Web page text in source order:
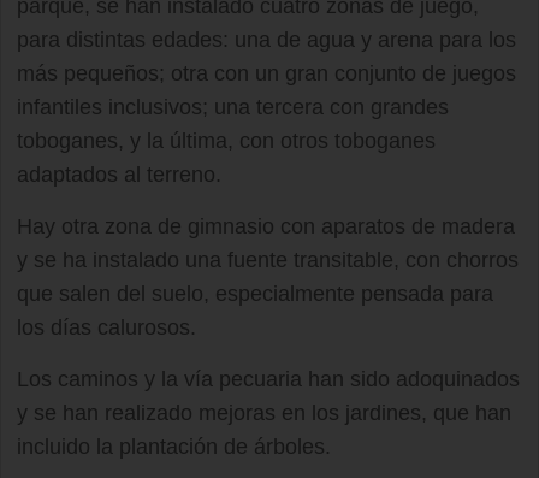
parque, se han instalado cuatro zonas de juego,
para distintas edades: una de agua y arena para los
más pequeños; otra con un gran conjunto de juegos
infantiles inclusivos; una tercera con grandes
toboganes, y la última, con otros toboganes
adaptados al terreno.
Hay otra zona de gimnasio con aparatos de madera
y se ha instalado una fuente transitable, con chorros
que salen del suelo, especialmente pensada para
los días calurosos.
Los caminos y la vía pecuaria han sido adoquinados
y se han realizado mejoras en los jardines, que han
incluido la plantación de árboles.